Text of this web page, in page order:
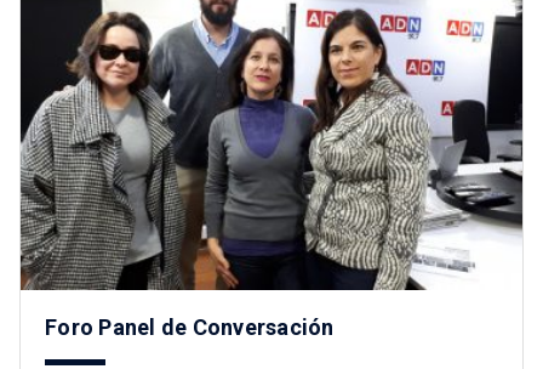
Foro Panel de Conversación